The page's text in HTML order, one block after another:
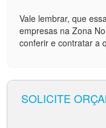
Vale lembrar, que
empresas na Zona
conferir e contratar a